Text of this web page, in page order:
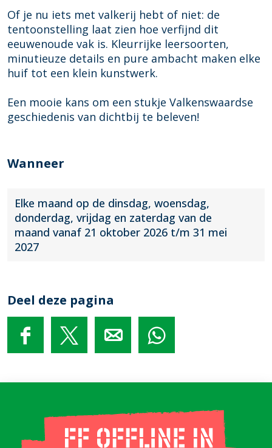
Of je nu iets met valkerij hebt of niet: de
tentoonstelling laat zien hoe verfijnd dit
eeuwenoude vak is. Kleurrijke leersoorten,
minutieuze details en pure ambacht maken elke
huif tot een klein kunstwerk.
Een mooie kans om een stukje Valkenswaardse
geschiedenis van dichtbij te beleven!
Wanneer
Elke maand op de dinsdag, woensdag,
donderdag, vrijdag en zaterdag van de
maand vanaf 21 oktober 2026 t/m 31 mei
2027
Deel deze pagina
D
e
l
e
D
e
l
e
z
e
D
e
l
e
z
e
D
e
l
e
z
e